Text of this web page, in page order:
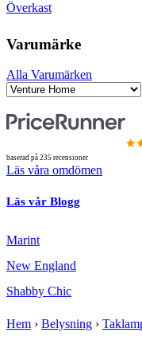
Överkast
Varumärke
Alla Varumärken
baserad på 235 recensioner
Läs våra omdömen
Läs vår Blogg
Marint
New England
Shabby Chic
Hem › Belysning ›